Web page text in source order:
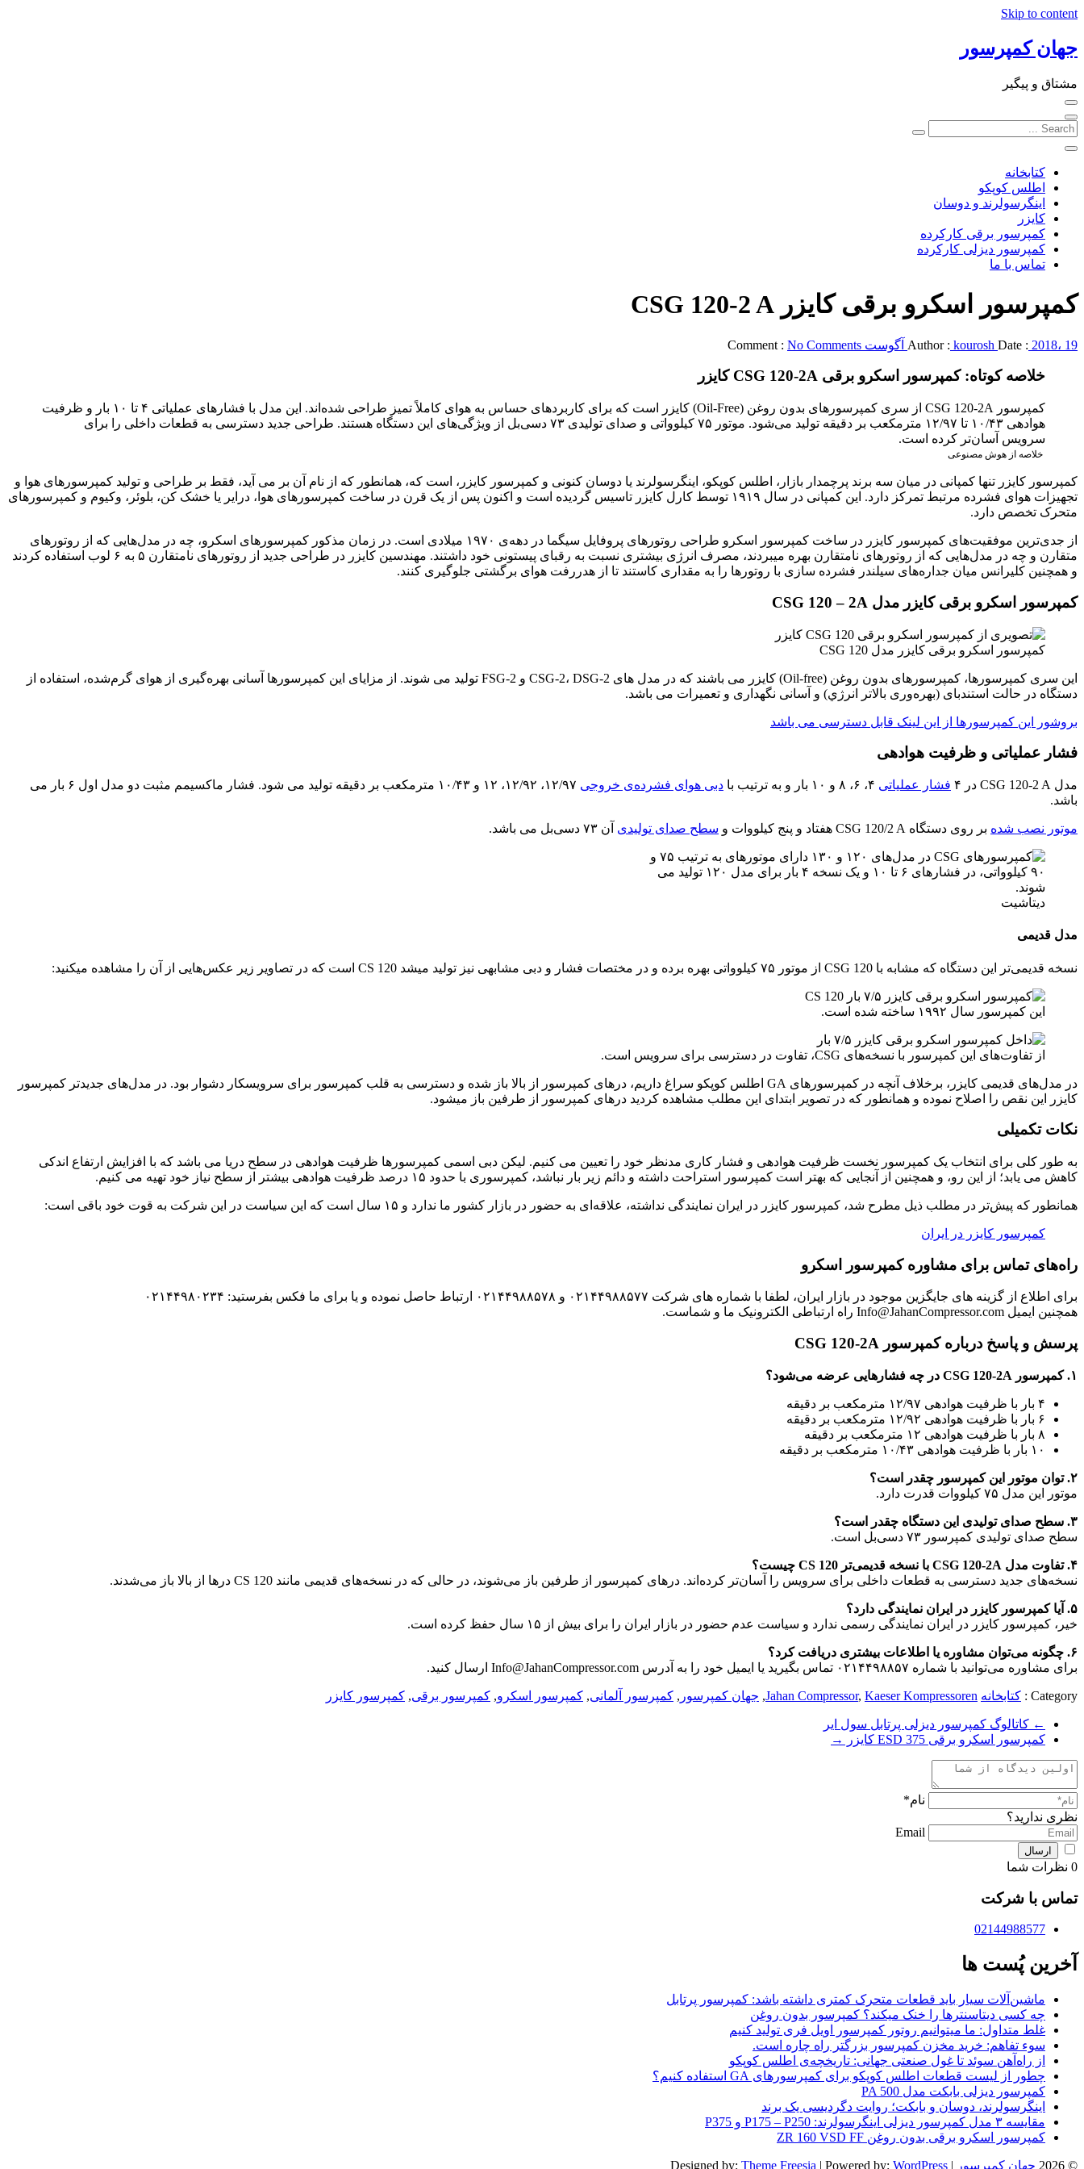
Skip to content
جهان کمپرسور
مشتاق و پیگیر
کتابخانه
اطلس کوپکو
اینگرسولرند و دوسان
کایزر
کمپرسور برقی کارکرده
کمپرسور دیزلی کارکرده
تماس با ما
کمپرسور اسکرو برقی کایزر CSG 120-2 A
Author : kourosh Date : 2018، 19 آگوست Comment : No Comments
خلاصه کوتاه: کمپرسور اسکرو برقی CSG 120-2A کایزر
کمپرسور CSG 120-2A از سری کمپرسورهای بدون روغن (Oil-Free) کایزر است که برای کاربردهای حساس به هوای کاملاً تمیز طراحی شده‌اند. این مدل با فشارهای عملیاتی ۴ تا ۱۰ بار و ظرفیت
هوادهی ۱۰/۴۳ تا ۱۲/۹۷ مترمکعب بر دقیقه تولید می‌شود. موتور ۷۵ کیلوواتی و صدای تولیدی ۷۳ دسی‌بل از ویژگی‌های این دستگاه هستند. طراحی جدید دسترسی به قطعات داخلی را برای
سرویس آسان‌تر کرده است.
خلاصه از هوش مصنوعی
کمپرسور کایزر تنها کمپانی در میان سه برند پرچمدار بازار، اطلس کوپکو، اینگرسولرند یا دوسان کنونی و کمپرسور کایزر، است که، همانطور که از نام آن بر می آید، فقط بر طراحی و تولید کمپرسورهای هوا و
تجهیزات هوای فشرده مرتبط تمرکز دارد. این کمپانی در سال ۱۹۱۹ توسط کارل کایزر تاسیس گردیده است و اکنون پس از یک قرن در ساخت کمپرسورهای هوا، درایر یا خشک کن، بلوئر، وکیوم و کمپرسورهای
متحرک تخصص دارد.
از جدی‌ترین موفقیت‌های کمپرسور کایزر در ساخت کمپرسور اسکرو طراحی روتورهای پروفایل سیگما در دهه‌ی ۱۹۷۰ میلادی است. در زمان مذکور کمپرسورهای اسکرو، چه در مدل‌هایی که از روتورهای
متقارن و چه در مدل‌هایی که از روتورهای نامتقارن بهره میبردند، مصرف انرژی بیشتری نسبت به رقبای پیستونی خود داشتند. مهندسین کایزر در طراحی جدید از روتورهای نامتقارن ۵ به ۶ لوب استفاده کردند
و همچنین کلیرانس میان جداره‌های سیلندر فشرده سازی با روتورها را به مقداری کاستند تا از هدررفت هوای برگشتی جلوگیری کنند.
کمپرسور اسکرو برقی کایزر مدل CSG 120 – 2A
کمپرسور اسکرو برقی کایزر مدل CSG 120
این سری کمپرسورها، کمپرسورهای بدون روغن (Oil-free) کایزر می باشند که در مدل های CSG-2، DSG-2 و FSG-2 تولید می شوند. از مزایای این کمپرسورها آسانی بهره‌گیری از هوای گرم‌شده، استفاده از
دستگاه در حالت استندبای (بهره‌وری بالاتر انرژي) و آسانی نگهداری و تعمیرات می باشد.
بروشور این کمپرسورها از این لینک قابل دسترسی می باشد
فشار عملیاتی و ظرفیت هوادهی
مدل CSG 120-2 A در ۴ فشار عملیاتی دبی هوای فشرده‌ی خروجی
۱۲/۹۷، ۱۲/۹۲، ۱۲ و ۱۰/۴۳ مترمکعب بر دقیقه تولید می شود. فشار ماکسیمم مثبت دو مدل اول ۶ بار می
باشد.
موتور نصب شده بر روی دستگاه CSG 120/2 A هفتاد و پنج کیلووات و سطح صدای تولیدی آن ۷۳ دسی‌بل می باشد.
دیتاشیت
مدل قدیمی
نسخه قدیمی‌تر این دستگاه که مشابه با CSG 120 از موتور ۷۵ کیلوواتی بهره برده و در مختصات فشار و دبی مشابهی نیز تولید میشد CS 120 است که در تصاویر زیر عکس‌هایی از آن را مشاهده میکنید:
این کمپرسور سال ۱۹۹۲ ساخته شده است.
از تفاوت‌های این کمپرسور با نسخه‌های CSG، تفاوت در دسترسی برای سرویس است.
در مدل‌های قدیمی کایزر، برخلاف آنچه در کمپرسورهای GA اطلس کوپکو سراغ داریم، درهای کمپرسور از بالا باز شده و دسترسی به قلب کمپرسور برای سرویسکار دشوار بود. در مدل‌های جدیدتر کمپرسور
کایزر این نقص را اصلاح نموده و همانطور که در تصویر ابتدای این مطلب مشاهده کردید درهای کمپرسور از طرفین باز میشود.
نکات تکمیلی
به طور کلی برای انتخاب یک کمپرسور نخست ظرفیت هوادهی و فشار کاری مدنظر خود را تعیین می کنیم. لیکن دبی اسمی کمپرسورها ظرفیت هوادهی در سطح دریا می باشد که با افزایش ارتفاع اندکی
کاهش می یابد؛ از این رو، و همچنین از آنجایی که بهتر است کمپرسور استراحت داشته و دائم زیر بار نباشد،‌ کمپرسوری با حدود ۱۵ درصد ظرفیت هوادهی بیشتر از سطح نیاز خود تهیه می کنیم.
همانطور که پیش‌تر در مطلب ذیل مطرح شد، کمپرسور کایزر در ایران نمایندگی نداشته، علاقه‌ای به حضور در بازار کشور ما ندارد و ۱۵ سال است که این سیاست در این شرکت به قوت خود باقی است:
کمپرسور کایزر در ایران
راه‌های تماس برای مشاوره کمپرسور اسکرو
برای اطلاع از گزینه های جایگزین موجود در بازار ایران، لطفا با شماره های شرکت ۰۲۱۴۴۹۸۸۵۷۷ و ۰۲۱۴۴۹۸۸۵۷۸ ارتباط حاصل نموده و یا برای ما فکس بفرستید: ۰۲۱۴۴۹۸۰۲۳۴
همچنین ایمیل Info@JahanCompressor.com راه ارتباطی الکترونیک ما و شماست.
پرسش و پاسخ درباره کمپرسور CSG 120-2A
۱. کمپرسور CSG 120-2A در چه فشارهایی عرضه می‌شود؟
۴ بار با ظرفیت هوادهی ۱۲/۹۷ مترمکعب بر دقیقه
۶ بار با ظرفیت هوادهی ۱۲/۹۲ مترمکعب بر دقیقه
۸ بار با ظرفیت هوادهی ۱۲ مترمکعب بر دقیقه
۱۰ بار با ظرفیت هوادهی ۱۰/۴۳ مترمکعب بر دقیقه
۲. توان موتور این کمپرسور چقدر است؟
موتور این مدل ۷۵ کیلووات قدرت دارد.
۳. سطح صدای تولیدی این دستگاه چقدر است؟
سطح صدای تولیدی کمپرسور ۷۳ دسی‌بل است.
۴. تفاوت مدل CSG 120-2A با نسخه قدیمی‌تر CS 120 چیست؟
نسخه‌های جدید دسترسی به قطعات داخلی برای سرویس را آسان‌تر کرده‌اند. درهای کمپرسور از طرفین باز می‌شوند، در حالی که در نسخه‌های قدیمی مانند CS 120 درها از بالا باز می‌شدند.
۵. آیا کمپرسور کایزر در ایران نمایندگی دارد؟
خیر، کمپرسور کایزر در ایران نمایندگی رسمی ندارد و سیاست عدم حضور در بازار ایران را برای بیش از ۱۵ سال حفظ کرده است.
۶. چگونه می‌توان مشاوره یا اطلاعات بیشتری دریافت کرد؟
برای مشاوره می‌توانید با شماره‌ ۰۲۱۴۴۹۸۸۵۷ تماس بگیرید یا ایمیل خود را به آدرس
Info@JahanCompressor.com ارسال کنید.
Category : کتابخانه Jahan Compressor, Kaeser Kompressoren
, جهان کمپرسور , کمپرسور آلمانی, کمپرسور اسکرو, کمپرسور برقی, کمپرسور کایزر
← کاتالوگ کمپرسور دیزلی پرتابل سول ایر
کمپرسور اسکرو برقی ESD 375 کایزر
→
نام*
نظری ندارید؟
Email
0 نظرات شما
تماس با شرکت
02144988577
آخرین پُست ها
ماشین‌آلات سیار باید قطعات متحرک کمتری داشته باشد: کمپرسور پرتابل
چه کسی دیتاسنترها را خنک میکند؟ کمپرسور بدون روغن
غلط متداول: ما میتوانیم روتور کمپرسور اویل فری تولید کنیم
سوء تفاهم: خرید مخزن کمپرسور بزرگتر راه چاره است.
از راه‌آهن سوئد تا غول صنعتی جهانی: تاریخچه‌ی اطلس کوپکو
چطور از لیست قطعات اطلس کوپکو برای کمپرسورهای GA استفاده کنیم؟
کمپرسور دیزلی بابکت مدل PA 500
اینگرسولرند، دوسان و بابکت؛‌ روایت دگردیسی یک برند
مقایسه ۳ مدل کمپرسور دیزلی اینگرسولرند: P175 – P250 و P375
کمپرسور اسکرو برقی بدون روغن ZR 160 VSD FF
© 2026 جهان کمپرسور | Designed by:
Theme Freesia | Powered by: WordPress